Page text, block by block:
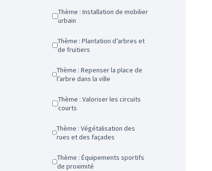
Thème : Installation de mobilier
urbain
Thème : Plantation d’arbres et
de fruitiers
Thème : Repenser la place de
l’arbre dans la ville
Thème : Valoriser les circuits
courts
Thème : Végétalisation des
rues et des façades
Thème : Équipements sportifs
de proximité